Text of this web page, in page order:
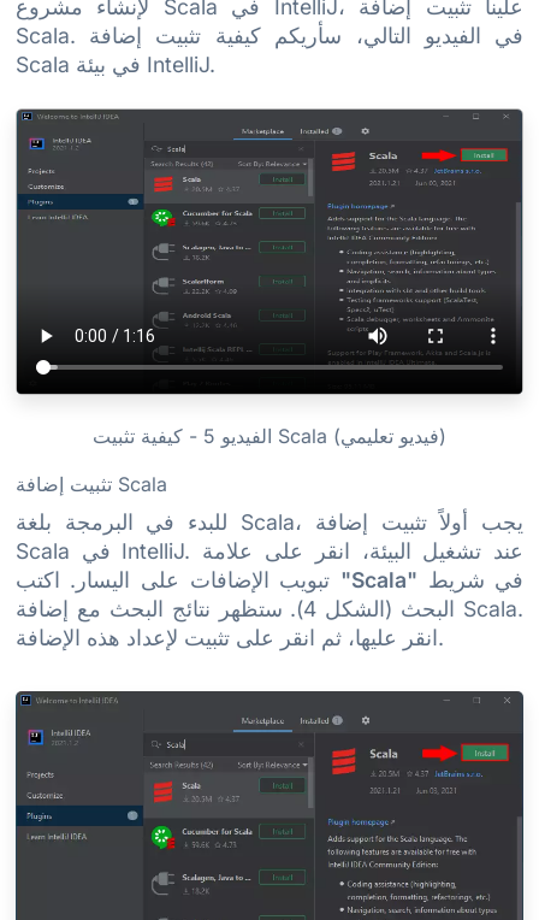
لإنشاء مشروع Scala في IntelliJ، علينا تثبيت إضافة
Scala. في الفيديو التالي، سأريكم كيفية تثبيت إضافة
Scala في بيئة IntelliJ.
الفيديو 5 - كيفية تثبيت Scala (فيديو تعليمي)
تثبيت إضافة Scala
للبدء في البرمجة بلغة Scala، يجب أولاً تثبيت إضافة
Scala في IntelliJ. عند تشغيل البيئة، انقر على علامة
"Scala"
البحث (الشكل 4). ستظهر نتائج البحث مع إضافة Scala.
انقر عليها، ثم انقر على تثبيت لإعداد هذه الإضافة.